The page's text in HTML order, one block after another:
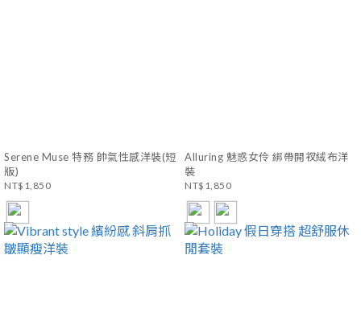
Serene Muse 特務 帥氣性感洋裝(短
版)
NT$1,850
Alluring 魅惑女伶 綁帶開衩絨布洋
裝
NT$1,850